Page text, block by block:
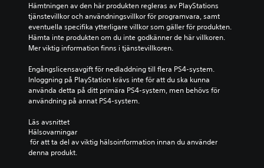
Hämtningen av den här produkten regleras av PlayStations
tjänstevillkor och användningsvillkor för programvara, samt
eventuella specifika ytterligare villkor som gäller för produkten.
Hämta inte produkten om du inte godkänner de här villkoren.
Mer viktig information finns i tjänstevillkoren.
Engångslicensavgift för nedladdning till flera PS4-system.
Inloggning på PlayStation krävs inte för att du ska kunna
använda detta på ditt primära PS4-system, men behövs för
användning på annat PS4-system.
Läs avsnittet
Hälsovarningar
denna produkt.